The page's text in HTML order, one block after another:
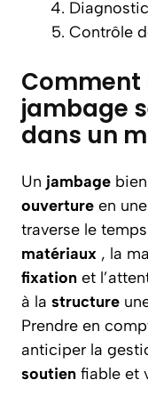
Contrôle
Comment
jambage
dans un
Un jambage
ouverture en
traverse le
matériaux , la
fixation et
à la structure
Prendre en
anticiper la
soutien fiable et